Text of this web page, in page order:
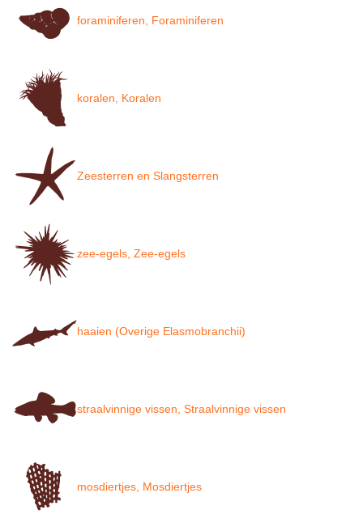
foraminiferen, Foraminiferen
koralen, Koralen
Zeesterren en Slangsterren
zee-egels, Zee-egels
haaien (Overige Elasmobranchii)
straalvinnige vissen, Straalvinnige vissen
mosdiertjes, Mosdiertjes